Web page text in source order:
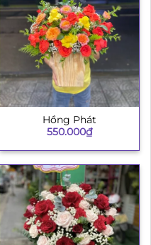
Hồng Phát
550.000₫